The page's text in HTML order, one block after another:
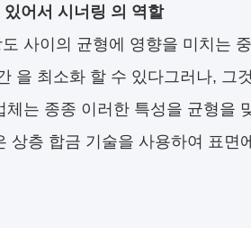
어서 시너링 의 역할
사이의 균형에 영향을 미치는
을 최소화 할 수 있다그러나, 그
는 종종 이러한 특성을 균형을
상층 합금 기술을 사용하여 표면